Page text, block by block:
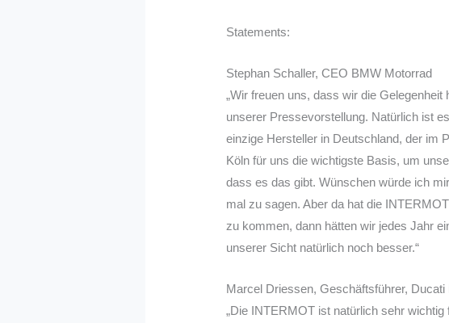
Statements:
Stephan Schaller, CEO BMW Motorrad
„Wir freuen uns, dass wir die
unserer Pressevorstellung. Natürlich ist
einzige Hersteller in Deutschland, der im
Köln für uns die wichtigste Basis, um
dass es das gibt. Wünschen würde ich
mal zu sagen. Aber da hat die
zu kommen, dann hätten wir jedes Jahr
unserer Sicht natürlich noch besser.“
Marcel Driessen, Geschäftsführer,
„Die INTERMOT ist natürlich sehr